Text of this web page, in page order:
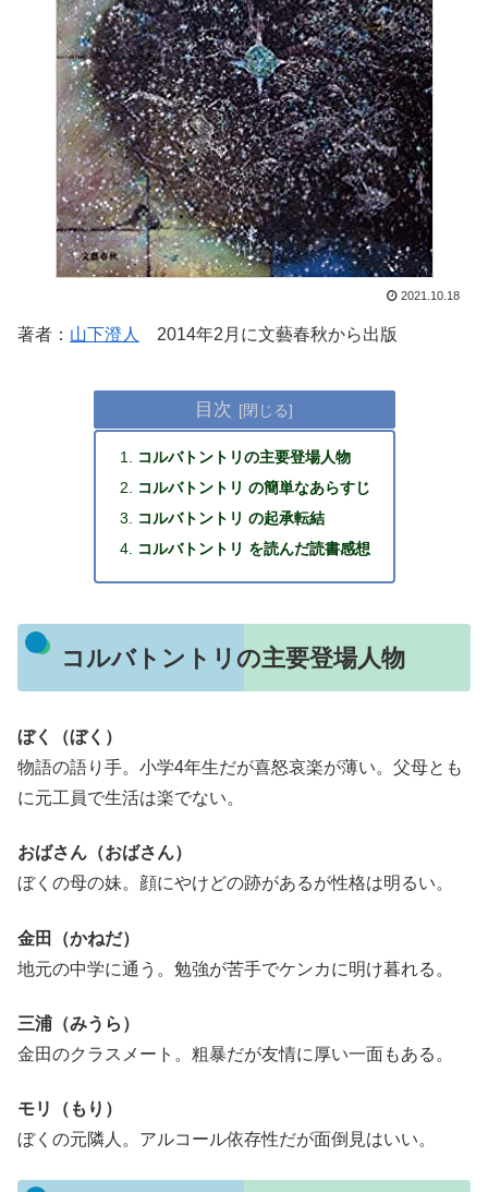
2021.10.18
著者： 山下澄人 2014年2月に文藝春秋から出版
目次
コルバトントリの主要登場人物
コルバトントリ の簡単なあらすじ
コルバトントリ の起承転結
コルバトントリ を読んだ読書感想
コルバトントリの主要登場人物
ぼく（ぼく）
物語の語り手。小学4年生だが喜怒哀楽が薄い。父母とも
に元工員で生活は楽でない。
おばさん（おばさん）
ぼくの母の妹。顔にやけどの跡があるが性格は明るい。
金田（かねだ）
地元の中学に通う。勉強が苦手でケンカに明け暮れる。
三浦（みうら）
金田のクラスメート。粗暴だが友情に厚い一面もある。
モリ（もり）
ぼくの元隣人。アルコール依存性だが面倒見はいい。